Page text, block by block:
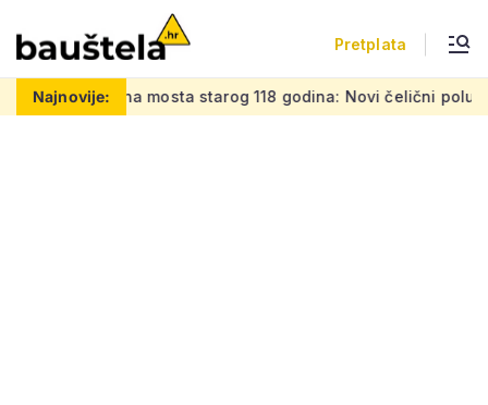
Pretplata
Najnovije:
starog 118 godina: Novi čelični poluluk lebdi nad